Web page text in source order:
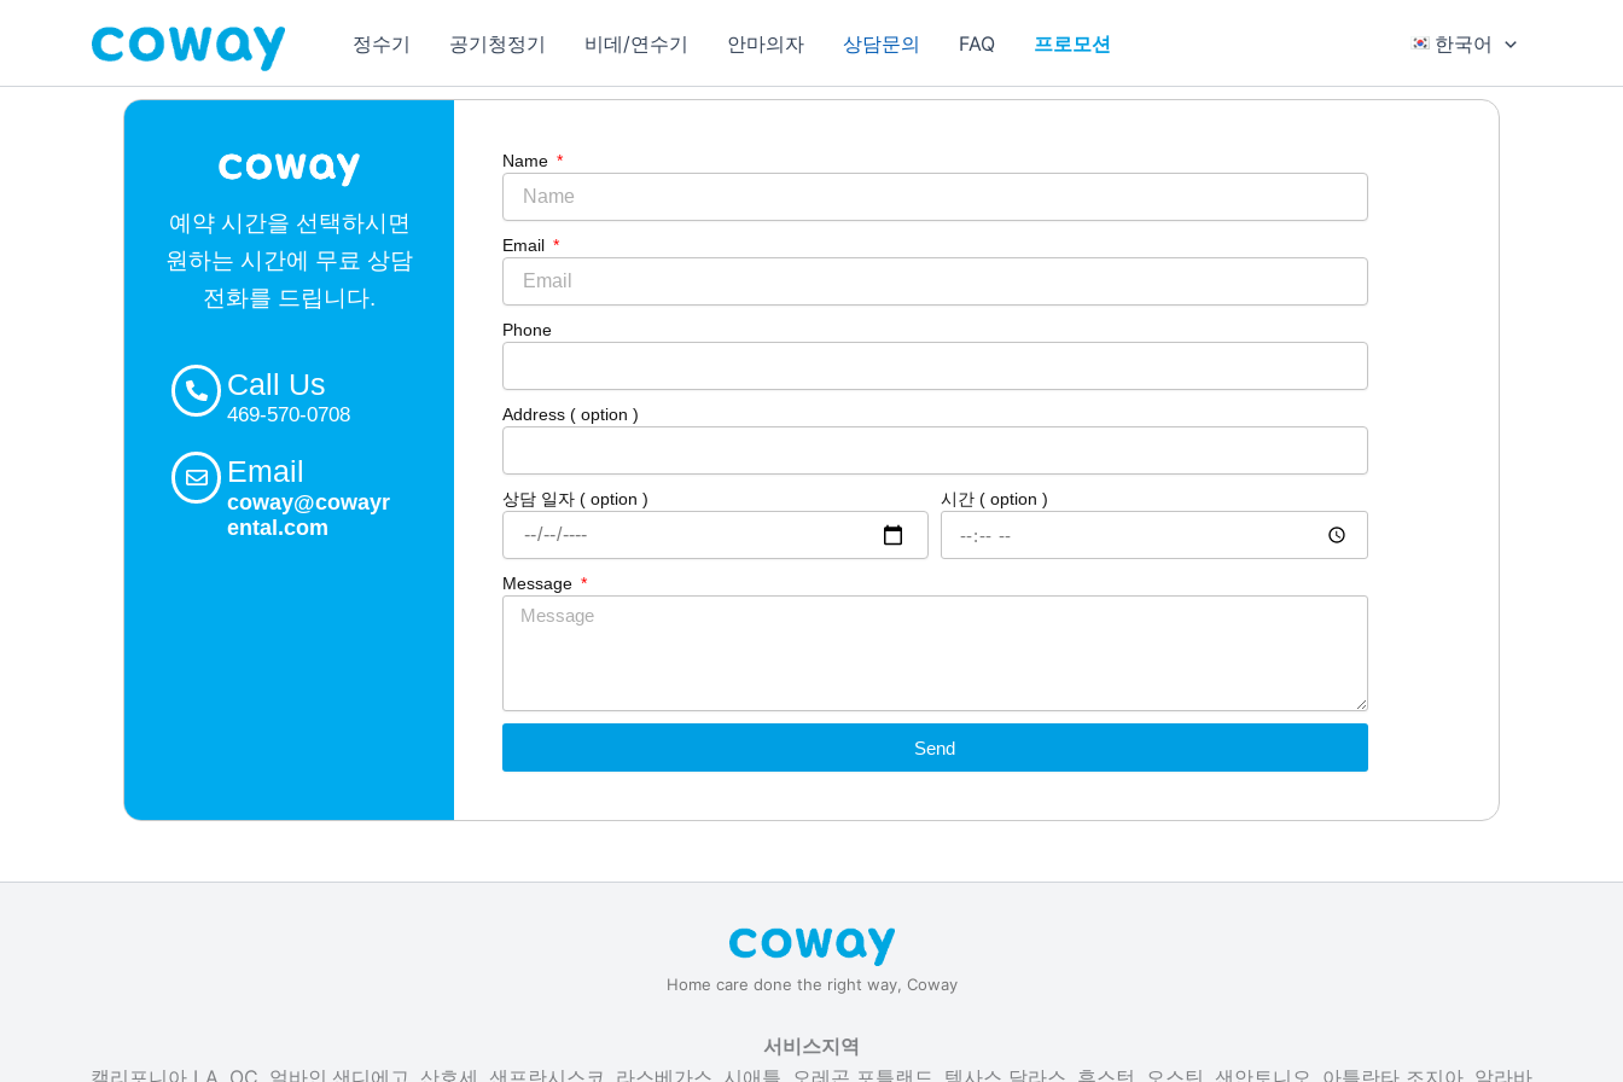
정수기 공기청정기 비데/연수기 안마의자 상담문의 FAQ 프로모션 한국어
예약 시간을 선택하시면
원하는 시간에 무료 상담
전화를 드립니다.
Call Us
469-570-0708
Email
coway@cowayr
ental.com
Name
Email
Phone
Address ( option )
상담 일자 ( option ) 시간 ( option )
Message
Send
Home care done the right way, Coway
서비스지역